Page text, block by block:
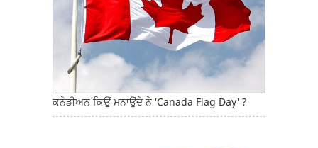
ਕਨੇਡੀਅਨ ਕਿਉਂ ਮਨਾਉਂਦੇ ਨੇ 'Canada Flag Day' ?